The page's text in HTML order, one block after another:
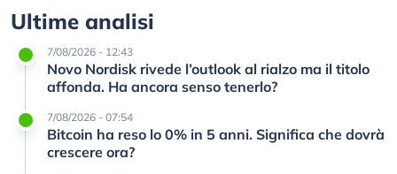
Ultime analisi
7/08/2026 - 12:43
Novo Nordisk rivede l’outlook al rialzo ma il titolo
affonda. Ha ancora senso tenerlo?
7/08/2026 - 07:54
Bitcoin ha reso lo 0% in 5 anni. Significa che dovrà
crescere ora?